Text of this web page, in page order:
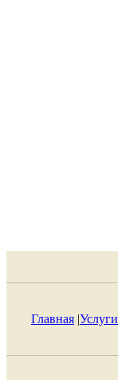
Главная |Услуги